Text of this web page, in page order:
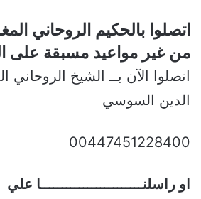
اتصلوا بالحكيم الروحاني
من غير مواعيد مسبقة على
اتصلوا الآن بــ الشيخ
الدين السوسي
00447451228400
او راسلنــــــــــــــــــــــــا علي